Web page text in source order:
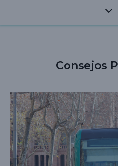
Consejos